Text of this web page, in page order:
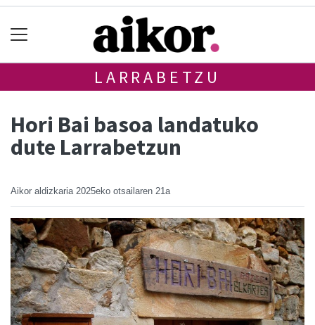
LARRABETZU
Hori Bai basoa landatuko
dute Larrabetzun
Aikor aldizkaria 2025eko otsailaren 21a